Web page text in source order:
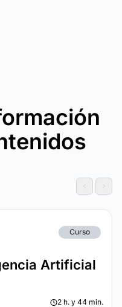
Curso
Artificial
2 h. y 44 min.